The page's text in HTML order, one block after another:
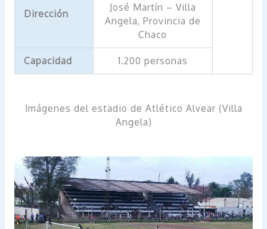
Dirección
José Martín – Villa
Angela, Provincia de
Chaco
Capacidad 1.200 personas
Imágenes del estadio de Atlético Alvear (Villa
Angela)